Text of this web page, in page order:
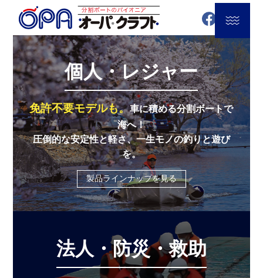
個人・レジャー
免許不要モデルも。車に積める分割ボートで
海へ！
圧倒的な安定性と軽さ、一生モノの釣りと遊び
を。
製品ラインナップを見る
法人・防災・救助